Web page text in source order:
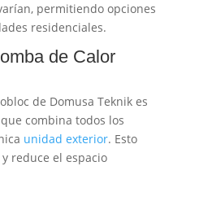
permitiendo opciones
residenciales.
de Calor
de Domusa Teknik es
combina todos los
unidad exterior. Esto
reduce el espacio